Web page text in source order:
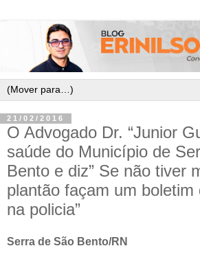
21/02/2016
O Advogado Dr. “Junior
saúde do Município de
Bento e diz” Se não tiver
plantão façam um boletim
na policia”
Serra de São Bento/RN